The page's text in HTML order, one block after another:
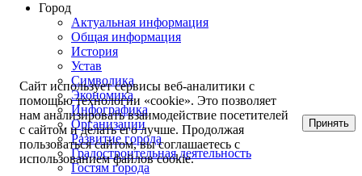
Город
Актуальная информация
Общая информация
История
Устав
Символика
Экономика
Инфографика
Организации
Развитие города
Градостроительная деятельность
Гостям города
Сайт использует сервисы веб-аналитики с
помощью технологии «cookie». Это позволяет
нам анализировать взаимодействие посетителей
с сайтом и делать его лучше. Продолжая
пользоваться сайтом, вы соглашаетесь с
использованием файлов cookie.
Принять